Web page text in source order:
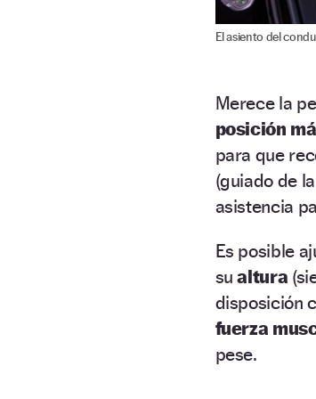
El asiento del
Merece la
posición
para que
(guiado de
asistencia
Es posible
sualtura
disposición
fuerza
pese.